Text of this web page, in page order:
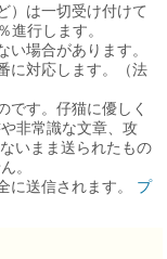
）は一切受け付けて
進行します。
場合があります。
に対応します。（法
です。仔猫に優しく
非常識な文章、攻
いまま送られたもの
。
に送信されます。 プ